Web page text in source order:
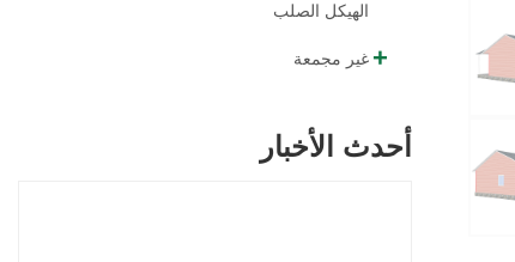
الهيكل الصلب
غير مجمعة
أحدث الأخبار